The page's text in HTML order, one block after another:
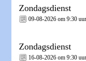
Zondagsdienst
09-08-2026 om 9:30
Zondagsdienst
16-08-2026 om 9:30